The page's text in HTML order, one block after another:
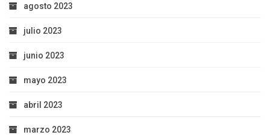
agosto 2023
julio 2023
junio 2023
mayo 2023
abril 2023
marzo 2023